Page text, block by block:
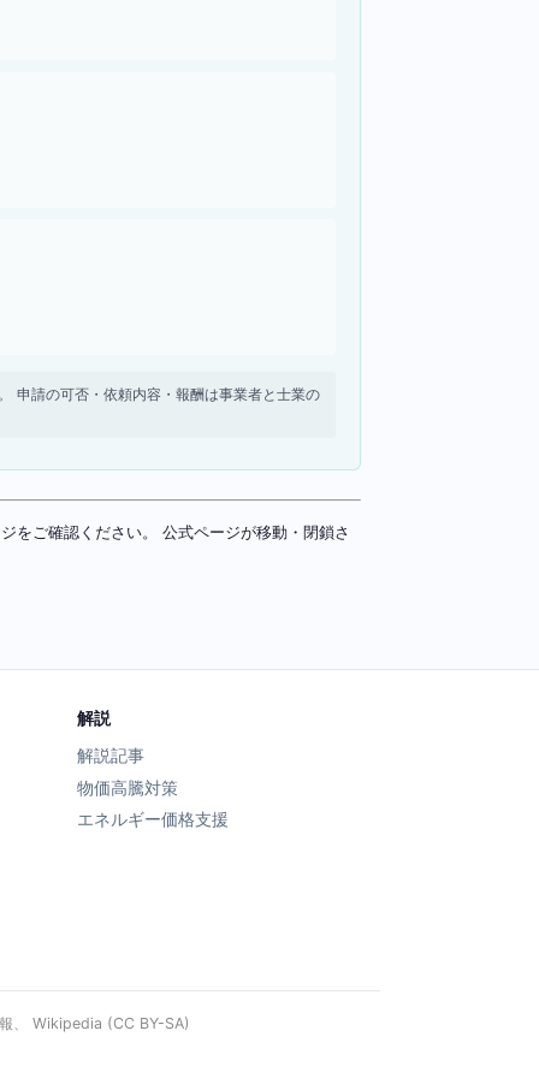
申請の可否・依頼内容・報酬は事業者と士業の
をご確認ください。 公式ページが移動・閉鎖さ
解説
解説記事
物価高騰対策
エネルギー価格支援
、 Wikipedia (CC BY-SA)